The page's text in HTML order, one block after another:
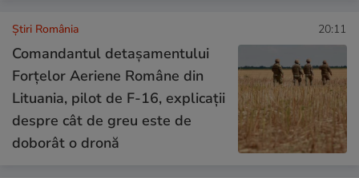
Știri România 20:11
Comandantul detașamentului
Forțelor Aeriene Române din
Lituania, pilot de F-16, explicații
despre cât de greu este de
doborât o dronă